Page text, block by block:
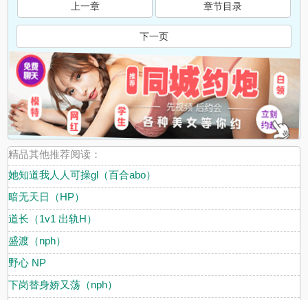
上一章 章节目录
下一页
精品其他推荐阅读：
她知道我人人可操gl（百合abo）
暗无天日（HP）
道长（1v1 出轨H）
盛渡（nph）
野心 NP
下岗替身娇又荡（nph）